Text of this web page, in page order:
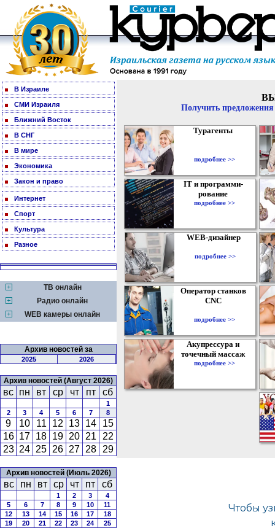
В Израиле
СМИ Израиля
Ближний Восток
В СНГ
В мире
Экономика
Закон и право
Интернет
Спорт
Культура
Разное
ТВ онлайн
Радио онлайн
WEB камеры онлайн
Архив новостей за
2025 2026
Архив новостей (Август 2026)
вс пн вт ср чт пт сб
1
2
3 4 5 6 7 8
9 10 11 12 13 14
15
16 17 18 19 20 21
22
23 24 25 26 27 28 29
Архив новостей (Июль 2026)
вс пн вт ср чт пт сб
1 2 3
4
5
6 7 8 9 10
11
12
13 14 15 16 17
18
19
20 21 22 23 24
25
Получить
Турагенты
подробнее >>
IT и программи-
рование
подробнее >>
WEB-дизайнер
подробнее >>
Оператор станков
CNC
подробнее >>
Акупрессура и
точечный массаж
подробнее >>